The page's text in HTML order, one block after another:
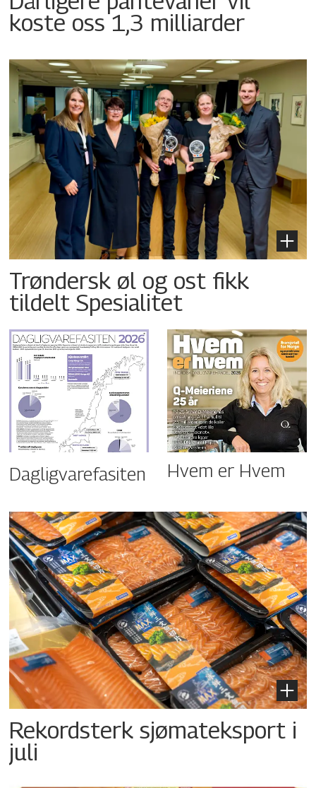
koste oss 1,3 milliarder
Trøndersk øl og ost fikk
tildelt Spesialitet
Dagligvarefasiten Hvem er Hvem
Rekordsterk sjømateksport i
juli